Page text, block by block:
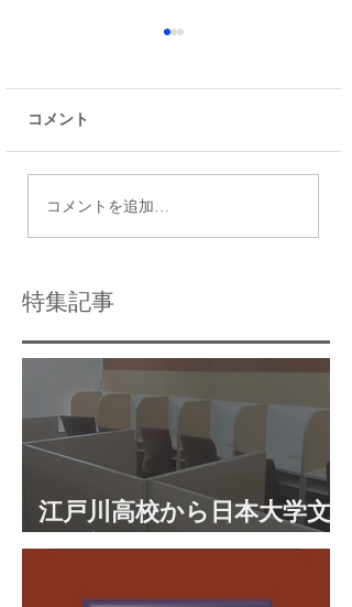
家族でお食事！ 味の
コメント
コメントを追加…
特集記事
江戸川高校から日本大学文
理学部に合格 合格体験談